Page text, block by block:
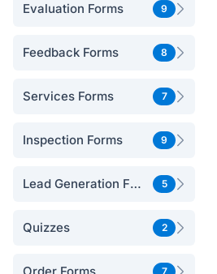
Evaluation Forms 9
Feedback Forms 8
Services Forms 7
Inspection Forms 9
Lead Generation Forms 5
Quizzes 2
7